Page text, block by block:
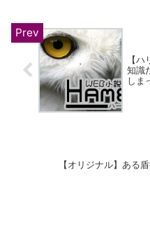
【
知識
しま
【オリジナル】ある